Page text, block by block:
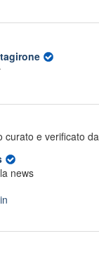
curato e verificato da
news